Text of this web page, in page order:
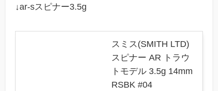
↓ar-sスピナー3.5g
スミス(SMITH LTD)
スピナー AR トラウ
トモデル 3.5g 14mm
RSBK #04